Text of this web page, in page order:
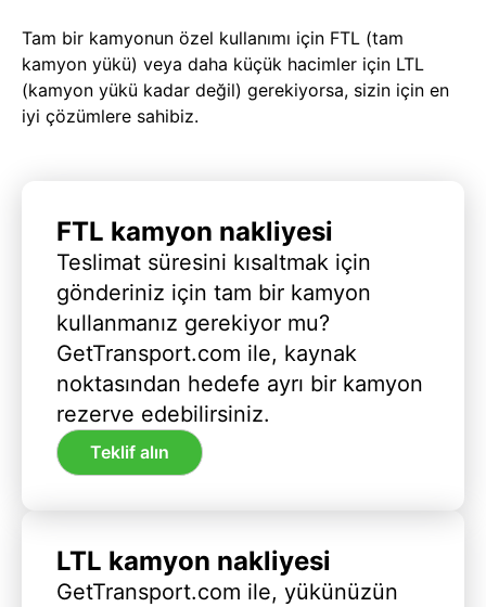
Tam bir kamyonun özel kullanımı için FTL (tam
kamyon yükü) veya daha küçük hacimler için LTL
(kamyon yükü kadar değil) gerekiyorsa, sizin için en
iyi çözümlere sahibiz.
FTL kamyon nakliyesi
Teslimat süresini kısaltmak için
gönderiniz için tam bir kamyon
kullanmanız gerekiyor mu?
GetTransport.com ile, kaynak
noktasından hedefe ayrı bir kamyon
rezerve edebilirsiniz.
Teklif alın
LTL kamyon nakliyesi
GetTransport.com ile, yükünüzün